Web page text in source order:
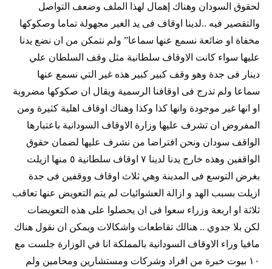
لحقوق السودان وهناك إهمال لهذا الملف وضعف التواصل
والتقصير فيه ..لدينا اوقاف فى يد الغير مجهولة تماما وصكوكها
مخفاة او ضائعة نسمع عنها سماعا” ولم نتمكن من ان نضع يدنا
عليها سواء كانت الاوقاف سلطانية مثل وقف السلطان علي
دينار فى جدة وهو وقف كبير كبير هذه غير التي نسمع عنها
سماعا ولم تدرج فى اوقافنا الرسمية ويقال ان صكوكها مضروبة
او انها غير موجودة وانها كذا وكذا وهناك اوقاف اهلية كثيرة ومن
المفروض ان تشرف عليها وزارة الاوقاف السودانية باعتبارها
الواقف سودان ونحن افتراضا من نشرف عليها لضمان حقوق
الواقفين وهذه خارج يدنا لدينا ٧ اوقاف سلطانية ٥ منها ازيلت
بغرض التوسع فى المدينة وهي ثلاث اوقاف ووقفين فى جدة
ازيلت بسبب الهد و ازالة العشوائيات لم يتم التعويض عنها تعاقب
ثلاثة او اربعة وزراء سعوا فى ان يحصلوا على هذه التعويضات
لكن بلا جدوي .. هنالك تقاطعات واشكالات ويمكن ان نقول هناك
مافيا وراء الاوقاف السودانية بالمملكة انا في الوزارة جلست مع
١٠ بيوت خبرة من افراد وشركات ومستشارين ومحامين ولم